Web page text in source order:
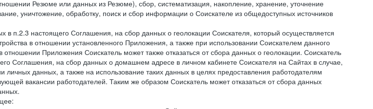
Резюме или данных из Резюме), сбор, систематизация, накопление, хранение, уточнение
уничтожение, обработку, поиск и сбор информации о Соискателе из общедоступных источников
в п.2.3 настоящего Соглашения, на сбор данных о геолокации Соискателя, который осуществляется
в отношении установленного Приложения, а также при использовании Соискателем данного
Приложения Соискатель может также отказаться от сбора данных о геолокации. Соискатель
Соглашения, на сбор данных о домашнем адресе в личном кабинете Соискателя на Сайтах в случае,
данных, а также на использование таких данных в целях предоставления работодателям
вакансии работодателей. Таким же образом Соискатель может отказаться от сбора данных